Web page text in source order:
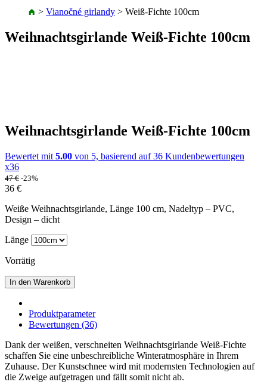
> Vianočné girlandy > Weiß-Fichte 100cm
Weihnachtsgirlande Weiß-Fichte 100cm
Weihnachtsgirlande Weiß-Fichte 100cm
Bewertet mit 5.00 von 5, basierend auf36 Kundenbewertungen
x36
47€ -23%
36 €
Weiße Weihnachtsgirlande, Länge 100 cm, Nadeltyp – PVC,
Design – dicht
Länge
Vorrätig
In den Warenkorb
Produktparameter
Bewertungen (36)
Dank der weißen, verschneiten Weihnachtsgirlande Weiß-Fichte
schaffen Sie eine unbeschreibliche Winteratmosphäre in Ihrem
Zuhause. Der Kunstschnee wird mit modernsten Technologien auf
die Zweige aufgetragen und fällt somit nicht ab.